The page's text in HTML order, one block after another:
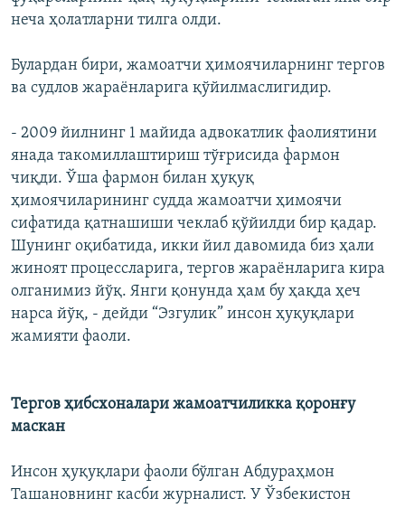
неча ҳолатларни тилга олди.
Булардан бири, жамоатчи ҳимоячиларнинг тергов
ва судлов жараёнларига қўйилмаслигидир.
- 2009 йилнинг 1 майида адвокатлик фаолиятини
янада такомиллаштириш тўғрисида фармон
чиқди. Ўша фармон билан ҳуқуқ
ҳимоячиларининг судда жамоатчи ҳимоячи
сифатида қатнашиши чеклаб қўйилди бир қадар.
Шунинг оқибатида, икки йил давомида биз ҳали
жиноят процессларига, тергов жараëнларига кира
олганимиз йўқ. Янги қонунда ҳам бу ҳақда ҳеч
нарса йўқ, - дейди “Эзгулик” инсон ҳуқуқлари
жамияти фаоли.
Тергов ҳибсхоналари жамоатчиликка қоронғу
маскан
Инсон ҳуқуқлари фаоли бўлган Абдураҳмон
Ташановнинг касби журналист. У Ўзбекистон